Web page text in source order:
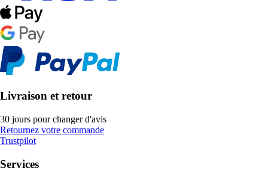
Livraison et retour
30 jours pour changer d'avis
Retournez votre commande
Trustpilot
Services